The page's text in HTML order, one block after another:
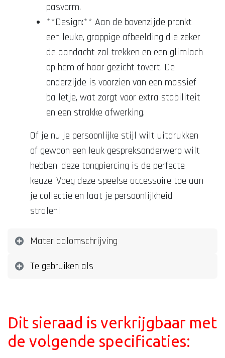
pasvorm.
**Design:** Aan de bovenzijde pronkt
een leuke, grappige afbeelding die zeker
de aandacht zal trekken en een glimlach
op hem of haar gezicht tovert. De
onderzijde is voorzien van een massief
balletje, wat zorgt voor extra stabiliteit
en een strakke afwerking.
Of je nu je persoonlijke stijl wilt uitdrukken
of gewoon een leuk gespreksonderwerp wilt
hebben, deze tongpiercing is de perfecte
keuze. Voeg deze speelse accessoire toe aan
je collectie en laat je persoonlijkheid
stralen!
Materiaalomschrijving
Te gebruiken als
Dit sieraad is verkrijgbaar met
de volgende specificaties: